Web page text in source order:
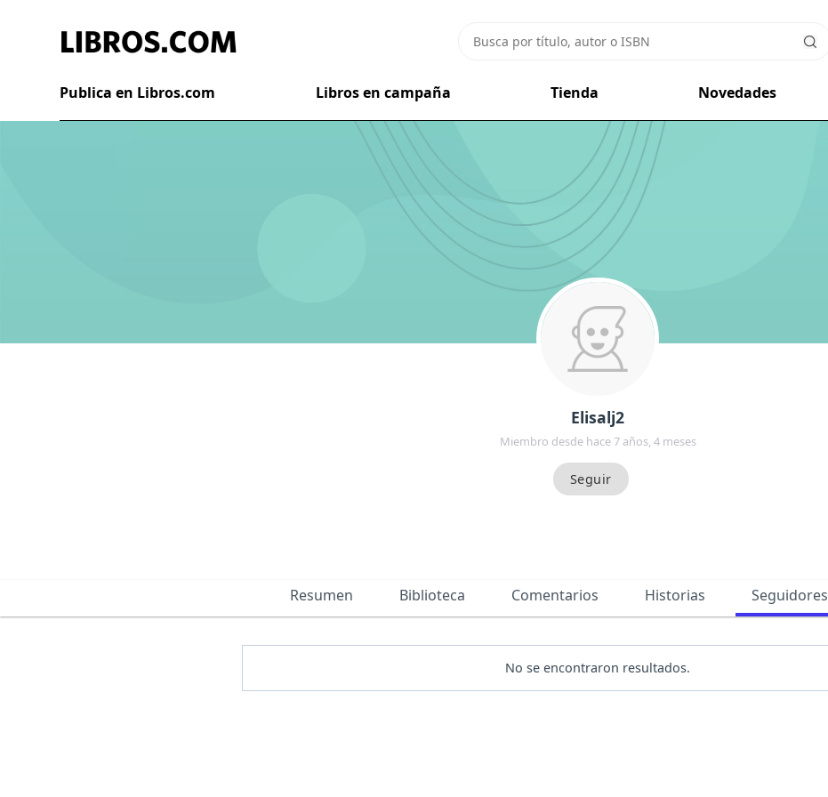
Publica en Libros.com Libros en campaña Tienda Novedades
Elisalj2
Miembro desde hace 7 años, 4 meses
Resumen Biblioteca Comentarios Historias Seguidores
No se encontraron resultados.